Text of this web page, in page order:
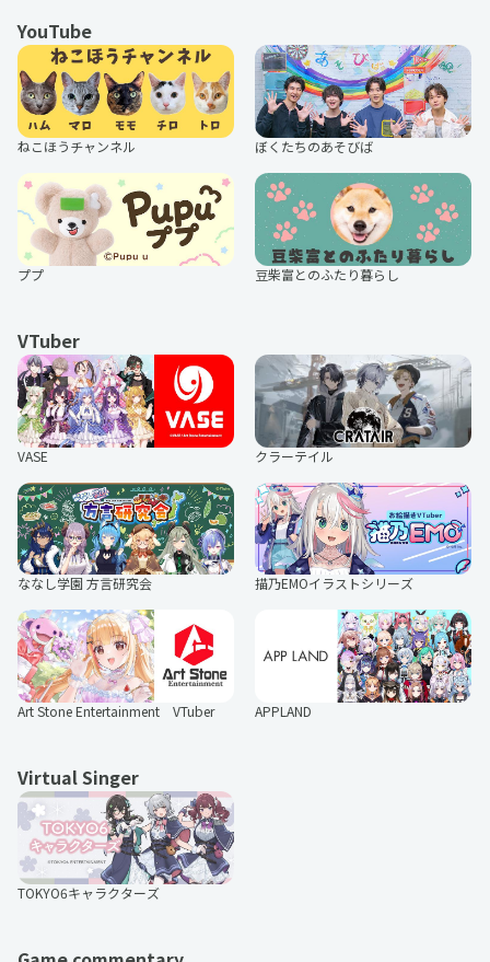
YouTube
ねこほうチャンネル ぼくたちのあそびば
ププ 豆柴富とのふたり暮らし
VTuber
VASE クラーテイル
ななし学園 方言研究会 描乃EMOイラストシリーズ
Art Stone Entertainment VTuber APPLAND
Virtual Singer
TOKYO6キャラクターズ